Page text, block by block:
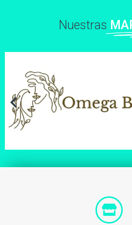
Nuestras